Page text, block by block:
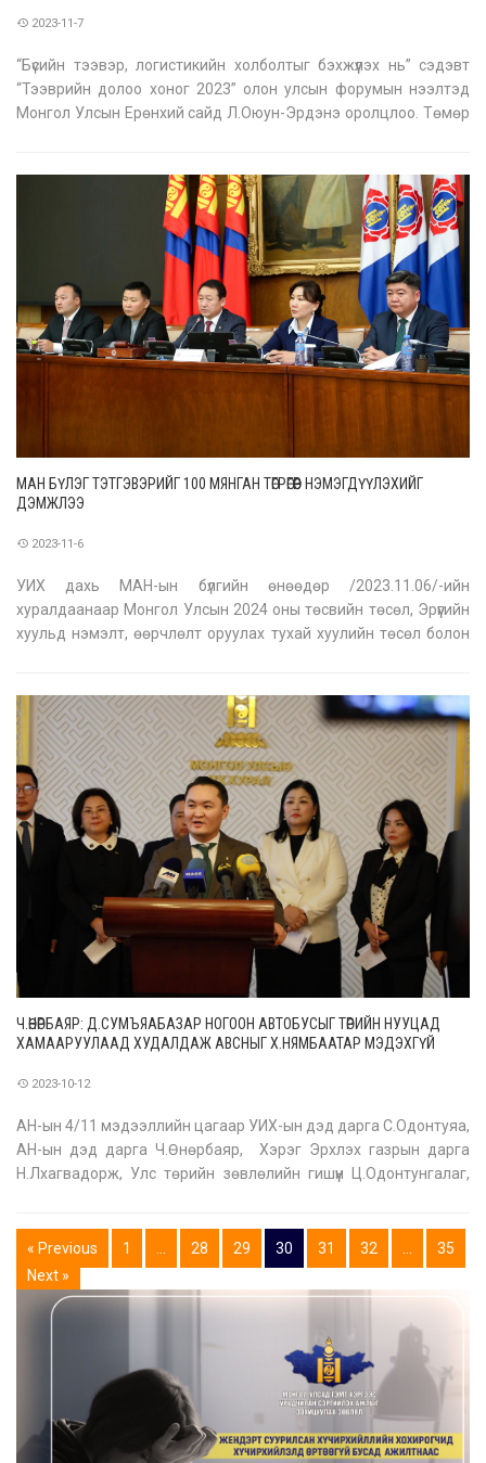
2023-11-7
“Бүсийн тээвэр, логистикийн холболтыг бэхжүүлэх нь” сэдэвт
“Тээврийн долоо хоног 2023” олон улсын форумын нээлтэд
Монгол Улсын Ерөнхий сайд Л.Оюун-Эрдэнэ оролцлоо. Төмөр
МАН БҮЛЭГ ТЭТГЭВЭРИЙГ 100 МЯНГАН ТӨГРӨГӨӨР НЭМЭГДҮҮЛЭХИЙГ
ДЭМЖЛЭЭ
2023-11-6
УИХ дахь МАН-ын бүлгийн өнөөдөр /2023.11.06/-ийн
хуралдаанаар Монгол Улсын 2024 оны төсвийн төсөл, Эрүүгийн
хуульд нэмэлт, өөрчлөлт оруулах тухай хуулийн төсөл болон
газрын улсын т
Ч.ӨНӨРБАЯР: Д.СУМЪЯАБАЗАР НОГООН АВТОБУСЫГ ТӨРИЙН НУУЦАД
ХАМААРУУЛААД ХУДАЛДАЖ АВСНЫГ Х.НЯМБААТАР МЭДЭХГҮЙ
2023-10-12
АН-ын 4/11 мэдээллийн цагаар УИХ-ын дэд дарга С.Одонтуяа,
АН-ын дэд дарга Ч.Өнөрбаяр, Хэрэг Эрхлэх газрын дарга
Н.Лхагвадорж, Улс төрийн зөвлөлийн гишүүн Ц.Одонтунгалаг,
бүлгийн орон тооны б
« Previous 1 28 29 30 31 32
35
Next »